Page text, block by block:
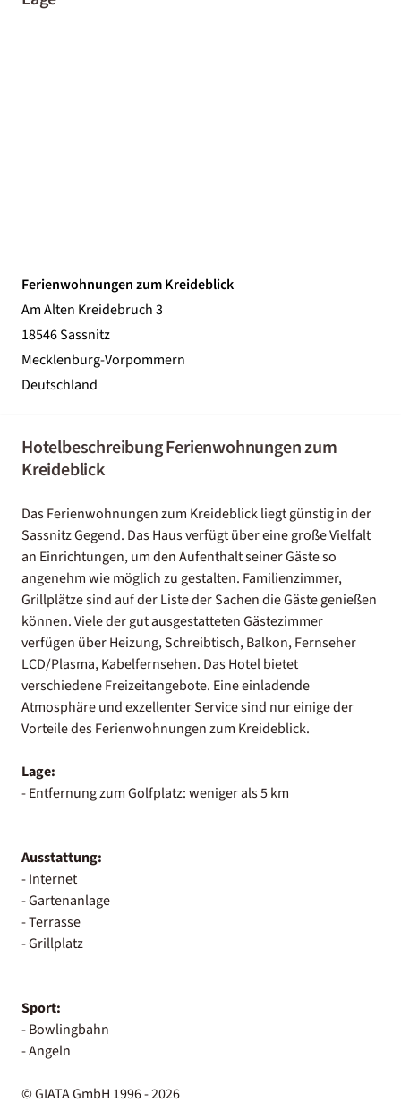
Ferienwohnungen zum Kreideblick
Am Alten Kreidebruch 3
18546 Sassnitz
Mecklenburg-Vorpommern
Deutschland
Hotelbeschreibung Ferienwohnungen zum
Kreideblick
Das Ferienwohnungen zum Kreideblick liegt günstig in der
Sassnitz Gegend. Das Haus verfügt über eine große Vielfalt
an Einrichtungen, um den Aufenthalt seiner Gäste so
angenehm wie möglich zu gestalten. Familienzimmer,
Grillplätze sind auf der Liste der Sachen die Gäste genießen
können. Viele der gut ausgestatteten Gästezimmer
verfügen über Heizung, Schreibtisch, Balkon, Fernseher
LCD/Plasma, Kabelfernsehen. Das Hotel bietet
verschiedene Freizeitangebote. Eine einladende
Atmosphäre und exzellenter Service sind nur einige der
Vorteile des Ferienwohnungen zum Kreideblick.
Lage:
- Entfernung zum Golfplatz: weniger als 5 km
Ausstattung:
- Internet
- Gartenanlage
- Terrasse
- Grillplatz
Sport:
- Bowlingbahn
- Angeln
© GIATA GmbH 1996 - 2026